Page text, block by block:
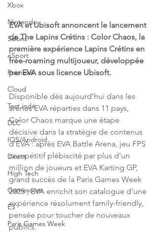
Xbox
Nintendo
Salons
eSport
Previews
Cloud
Test indé
DLC
IOS/Android
Direct
High Tech
Gamescom
E3
Paris Games Week
EVA et Ubisoft annoncent le lancement
de The Lapins Crétins : Color Chaos, la
première expérience Lapins Crétins en
free-roaming multijoueur, développée
par EVA sous licence Ubisoft.
Disponible dès aujourd’hui dans les
arènes EVA réparties dans 11 pays,
Color Chaos marque une étape
décisive dans la stratégie de contenus
d'EVA : après EVA Battle Arena, jeu FPS
compétitif plébiscité par plus d'un
million de joueurs et EVA Karting GP,
grand succès de la Paris Games Week
2025 ; EVA enrichit son catalogue d'une
expérience résolument family-friendly,
pensée pour toucher de nouveaux
publics.